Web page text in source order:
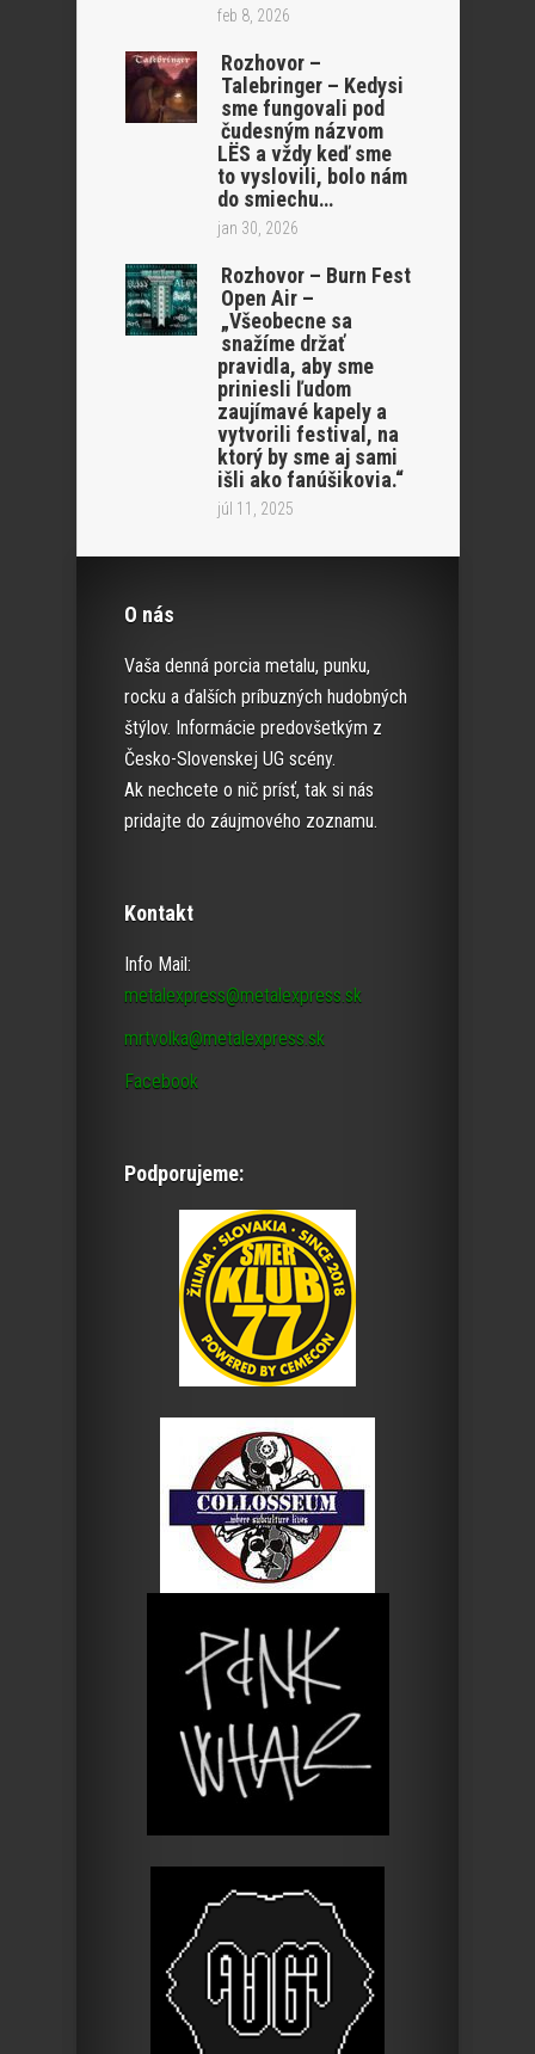
feb 8, 2026
Rozhovor –
Talebringer – Kedysi
sme fungovali pod
čudesným názvom
LËS a vždy keď sme
to vyslovili, bolo nám
do smiechu…
jan 30, 2026
Rozhovor – Burn Fest
Open Air –
„Všeobecne sa
snažíme držať
pravidla, aby sme
priniesli ľudom
zaujímavé kapely a
vytvorili festival, na
ktorý by sme aj sami
išli ako fanúšikovia.“
júl 11, 2025
O nás
Vaša denná porcia metalu, punku,
rocku a ďalších príbuzných hudobných
štýlov. Informácie predovšetkým z
Česko-Slovenskej UG scény.
Ak nechcete o nič prísť, tak si nás
pridajte do záujmového zoznamu.
Kontakt
Info Mail:
metalexpress@metalexpress.sk
mrtvolka@metalexpress.sk
Facebook
Podporujeme: